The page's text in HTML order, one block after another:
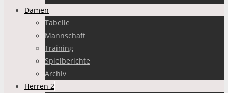
Damen
Tabelle
Mannschaft
Training
Spielberichte
Archiv
Herren 2